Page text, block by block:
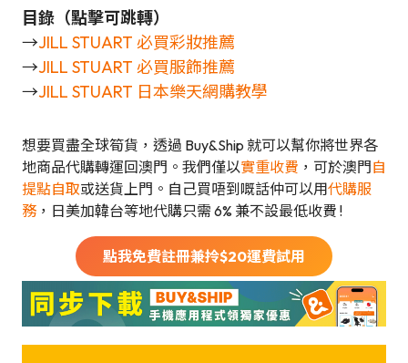
目錄（點擊可跳轉）
→JILL STUART 必買彩妝推薦
→JILL STUART 必買服飾推薦
→JILL STUART 日本樂天網購教學
想要買盡全球筍貨，透過 Buy&Ship 就可以幫你將世界各
地商品代購轉運回澳門。我們僅以實重收費 ，可於澳門自
提點自取或送貨上門。自己買唔到嘅話仲可以用代購服
務 ，日美加韓台等地代購只需 6% 兼不設最低收費 !
點我免費註冊兼拎$20運費試用